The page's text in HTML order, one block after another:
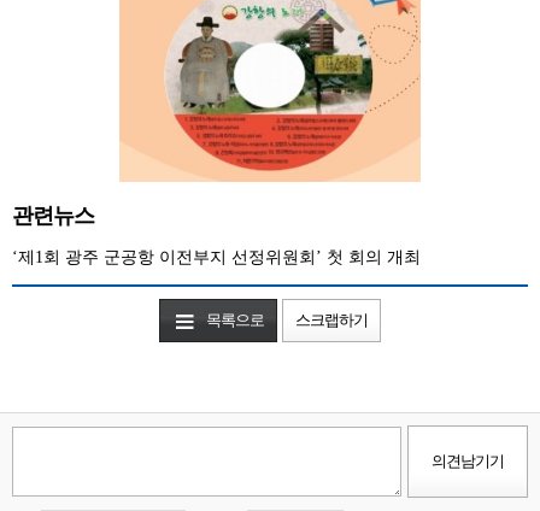
관련뉴스
‘제1회 광주 군공항 이전부지 선정위원회’ 첫 회의 개최
목록으로 스크랩하기